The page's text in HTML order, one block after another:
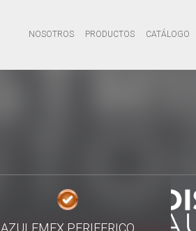
NOSOTROS PRODUCTOS CATÁLOGO
AZULEMEX PERIFERICO